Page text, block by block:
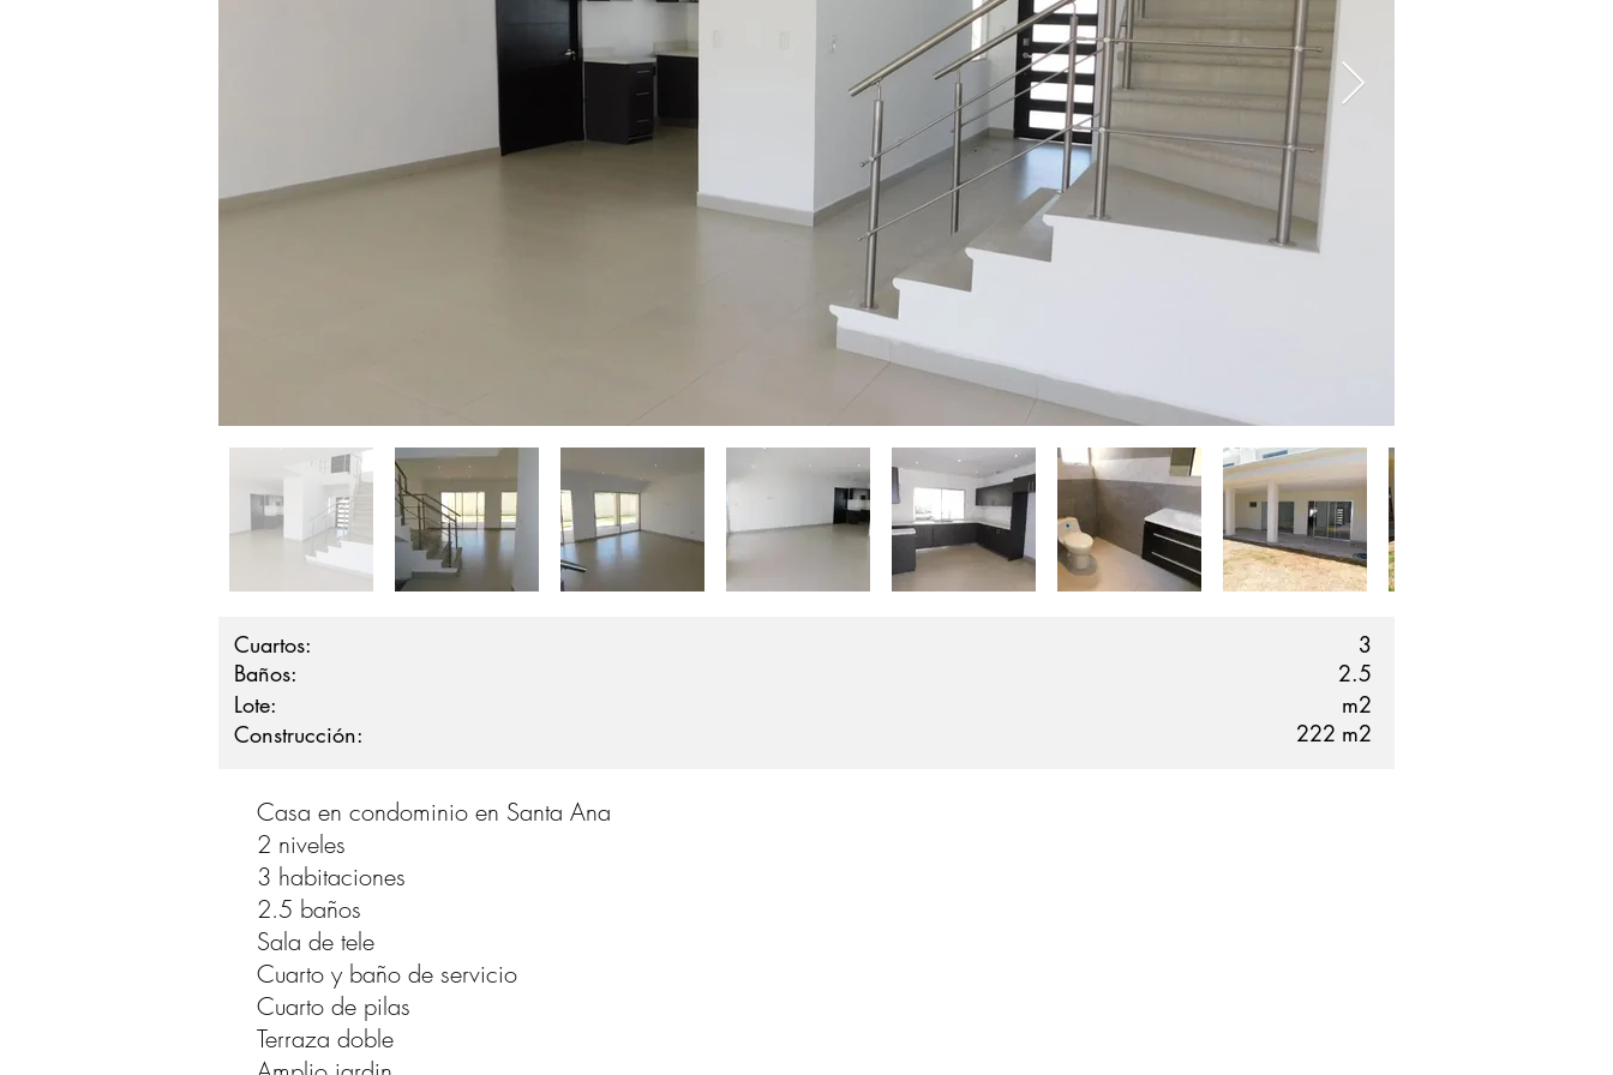
Cuartos:
Baños:
Lote:
Construcción:
3
2.5
222
m2
m2
Casa en condominio en Santa Ana
2 niveles
3 habitaciones
2.5 baños
Sala de tele
Cuarto y baño de servicio
Cuarto de pilas
Terraza doble